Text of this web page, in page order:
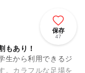
保存
47
もあり！
生から利用できるジ
。カラフルな足場を